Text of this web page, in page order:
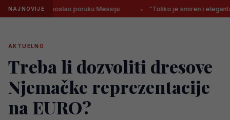
NAJNOVIJE
javno poslao poruku Messiju “Toliko je smiren i elegantan, ali
AKTUELNO
Treba li dozvoliti dresove
Njemačke reprezentacije
na EURO?